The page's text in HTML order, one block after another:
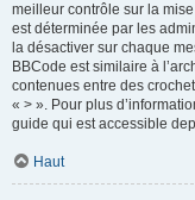
meilleur contrôle sur la
est déterminée par les
la désactiver sur chaque
BBCode est similaire à
contenues entre des
« > ». Pour plus
guide qui est accessible
Haut